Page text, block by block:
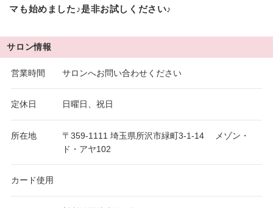
マも始めました♪是非お試しください♪
サロン情報
営業時間 サロンへお問い合わせください
定休日 日曜日、祝日
所在地
〒359-1111 埼玉県所沢市緑町3-1-14 メゾン・
ド・アヤ102
カード使用